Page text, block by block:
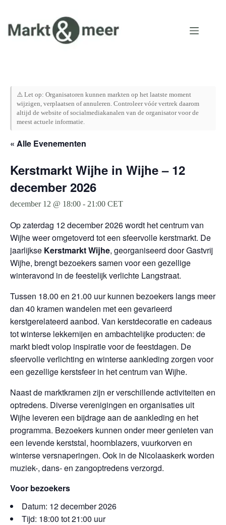
inhoud
⚠️ Let op: Organisatoren kunnen markten op het laatste moment
wijzigen, verplaatsen of annuleren. Controleer vóór vertrek daarom
altijd de website of socialmediakanalen van de organisator voor de
meest actuele informatie.
« Alle Evenementen
Kerstmarkt Wijhe in Wijhe – 12
december 2026
december 12 @ 18:00 - 21:00 CET
Op zaterdag 12 december 2026 wordt het centrum van
Wijhe weer omgetoverd tot een sfeervolle kerstmarkt. De
jaarlijkse Kerstmarkt Wijhe, georganiseerd door Gastvrij
Wijhe, brengt bezoekers samen voor een gezellige
winteravond in de feestelijk verlichte Langstraat.
Tussen 18.00 en 21.00 uur kunnen bezoekers langs meer
dan 40 kramen wandelen met een gevarieerd
kerstgerelateerd aanbod. Van kerstdecoratie en cadeaus
tot winterse lekkernijen en ambachtelijke producten: de
markt biedt volop inspiratie voor de feestdagen. De
sfeervolle verlichting en winterse aankleding zorgen voor
een gezellige kerstsfeer in het centrum van Wijhe.
Naast de marktkramen zijn er verschillende activiteiten en
optredens. Diverse verenigingen en organisaties uit
Wijhe leveren een bijdrage aan de aankleding en het
programma. Bezoekers kunnen onder meer genieten van
een levende kerststal, hoornblazers, vuurkorven en
winterse versnaperingen. Ook in de Nicolaaskerk worden
muziek-, dans- en zangoptredens verzorgd.
Voor bezoekers
Datum: 12 december 2026
Tijd: 18:00 tot 21:00 uur